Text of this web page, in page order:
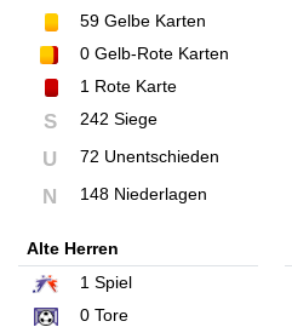
59 Gelbe Karten
0 Gelb-Rote Karten
1 Rote Karte
S 242 Siege
U 72 Unentschieden
N 148 Niederlagen
Alte Herren
1 Spiel
0 Tore